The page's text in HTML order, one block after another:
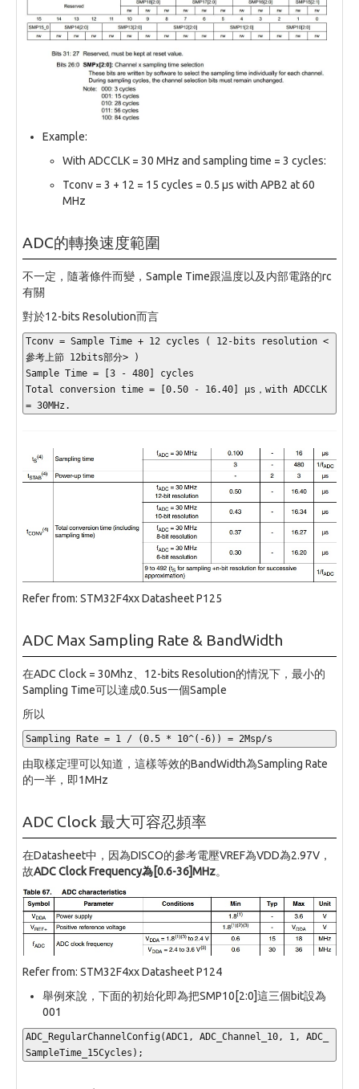
Example:
With ADCCLK = 30 MHz and sampling time = 3 cycles:
Tconv = 3 + 12 = 15 cycles = 0.5 µs with APB2 at 60
MHz
ADC的轉換速度範圍
不一定，隨著條件而變，Sample Time跟温度以及内部電路的rc
有關
對於12-bits Resolution而言
Tconv = Sample Time + 12 cycles ( 12- bits resolution <
參考上節 12bits部分>
)
Sample Time = 3 - 480
cycles
Total conversion time = 0.50 - 16.40
= 30MHz.
Refer from: STM32F4xx Datasheet P125
ADC Max Sampling Rate & BandWidth
在ADC Clock = 30Mhz、12-bits Resolution的情況下，最小的
Sampling Time可以達成0.5us一個Sample
所以
Sampling Rate = 1 / (0.5 * 10^(-6)) = 2Msp/s
由取樣定理可以知道，這樣等效的BandWidth為Sampling Rate
的一半，即1MHz
ADC Clock 最大可容忍頻率
在Datasheet中，因為DISCO的參考電壓VREF為VDD為2.97V，
故ADC Clock Frequency為[0.6-36]MHz。
Refer from: STM32F4xx Datasheet P124
舉例來說，下面的初始化即為把SMP10[2:0]這三個bit設為
001
ADC_RegularChannelConfig(ADC1, ADC_Channel_10, 1,
ADC_
SampleTime_15Cycles );